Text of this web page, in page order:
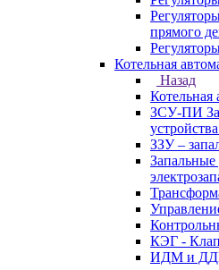
прямого
Котельная
Назад
Котельная
ЗСУ-ПИ
ЗЗУ –
Запальные
КЭГ -
ИДМ и ДДМ